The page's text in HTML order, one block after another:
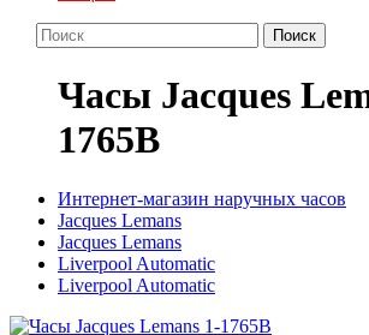
Поиск
Часы Jacques
1765B
Интернет-магазин наручных часов
Jacques Lemans
Jacques Lemans
Liverpool Automatic
Liverpool Automatic